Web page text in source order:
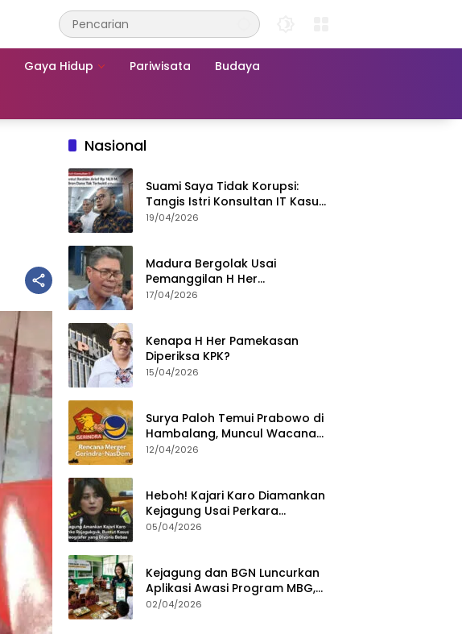
Gaya Hidup Pariwisata Budaya
Nasional
Suami Saya Tidak Korupsi:
Tangis Istri Konsultan IT Kasus
Nadiem Dituntut 22,5 Tahun
19/04/2026
Madura Bergolak Usai
Pemanggilan H Her
Pamekasan, Faizal Assegaf
17/04/2026
Kenapa H Her Pamekasan
Diperiksa KPK?
15/04/2026
Surya Paloh Temui Prabowo di
Hambalang, Muncul Wacana
Penggabungan NasDem dan
12/04/2026
Heboh! Kajari Karo Diamankan
Kejagung Usai Perkara
Videografer Divonis Bebas
05/04/2026
Kejagung dan BGN Luncurkan
Aplikasi Awasi Program MBG,
Begini Cara Lapornya
02/04/2026